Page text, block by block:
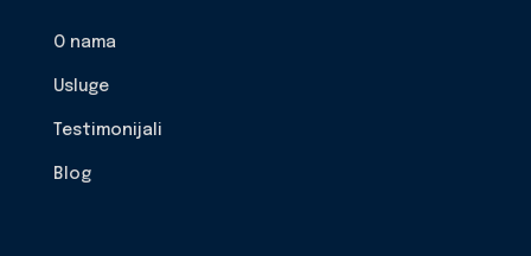
O nama
Usluge
Testimonijali
Blog